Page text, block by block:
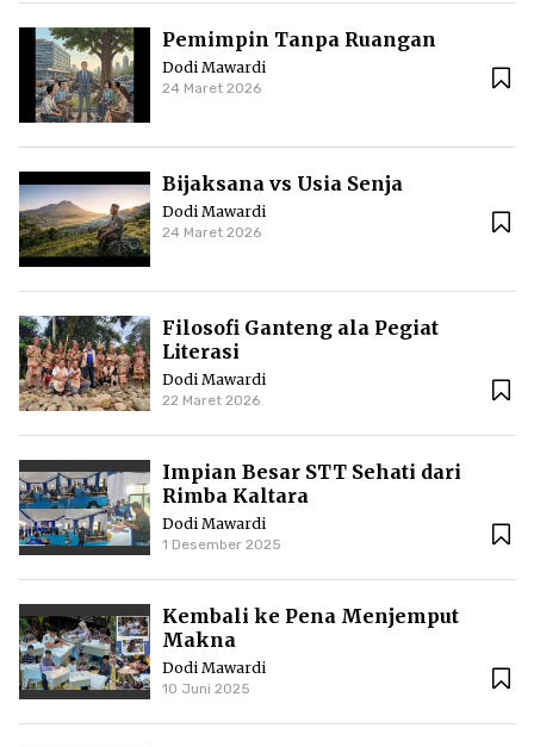
Pemimpin Tanpa Ruangan
Dodi Mawardi
24 Maret 2026
Bijaksana vs Usia Senja
Dodi Mawardi
24 Maret 2026
Filosofi Ganteng ala Pegiat
Literasi
Dodi Mawardi
22 Maret 2026
Impian Besar STT Sehati dari
Rimba Kaltara
Dodi Mawardi
1 Desember 2025
Kembali ke Pena Menjemput
Makna
Dodi Mawardi
10 Juni 2025